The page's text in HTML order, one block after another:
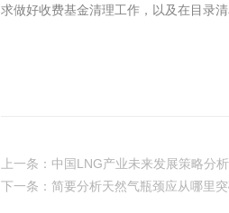
求做好收费基金清理工作，以及在目录
财政部 国
2014年
上一条：中国LNG产业未来发展策略分析
下一条：简要分析天然气瓶颈应从哪里突